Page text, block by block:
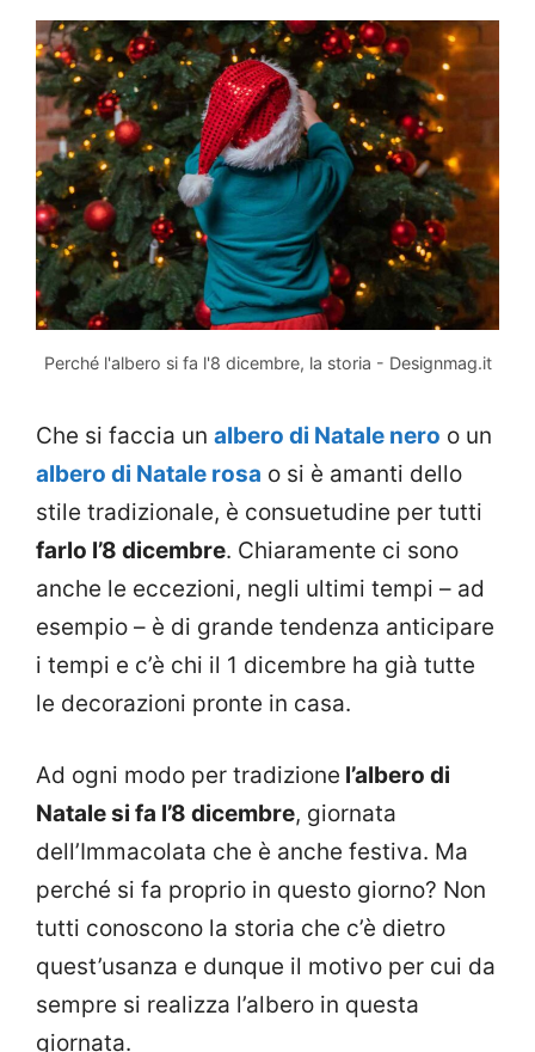
Perché l'albero si fa l'8 dicembre, la storia - Designmag.it
Che si faccia un albero di Natale nero o un
albero di Natale rosa o si è amanti dello
stile tradizionale, è consuetudine per tutti
farlo l’8 dicembre. Chiaramente ci sono
anche le eccezioni, negli ultimi tempi – ad
esempio – è di grande tendenza anticipare
i tempi e c’è chi il 1 dicembre ha già tutte
le decorazioni pronte in casa.
Ad ogni modo per tradizione l’albero di
Natale si fa l’8 dicembre, giornata
dell’Immacolata che è anche festiva. Ma
perché si fa proprio in questo giorno? Non
tutti conoscono la storia che c’è dietro
quest’usanza e dunque il motivo per cui da
sempre si realizza l’albero in questa
giornata.